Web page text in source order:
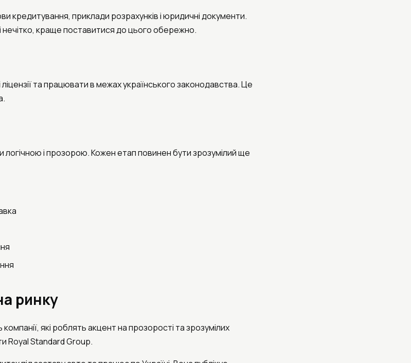
кредитування, приклади розрахунків і юридичні документи.
нечітко, краще поставитися до цього обережно.
ліцензії та працювати в межах українського законодавства. Це
і прозорою. Кожен етап повинен бути зрозумілий ще
ринку
які роблять акцент на прозорості та зрозумілих
Royal Standard Group.